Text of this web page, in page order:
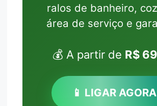
ralos de banheiro,
área de serviço e
💰 A partir de R$
📱 LIGAR AGORA